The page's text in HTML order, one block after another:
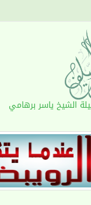
الشيخ ياسر برهامي